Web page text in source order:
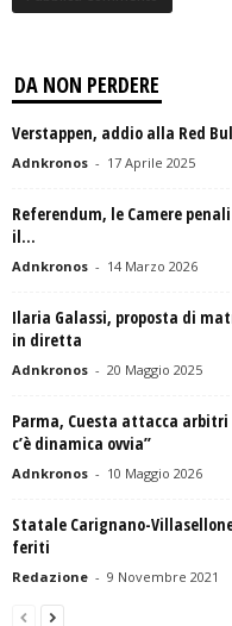
DA NON PERDERE
Verstappen, addio alla Red
Adnkronos - 17 Aprile 2025
Referendum, le Camere
il...
Adnkronos - 14 Marzo 2026
Ilaria Galassi, proposta di
in diretta
Adnkronos - 20 Maggio 2025
Parma, Cuesta attacca
c’è dinamica ovvia”
Adnkronos - 10 Maggio 2026
Statale Carignano-
feriti
Redazione - 9 Novembre 2021